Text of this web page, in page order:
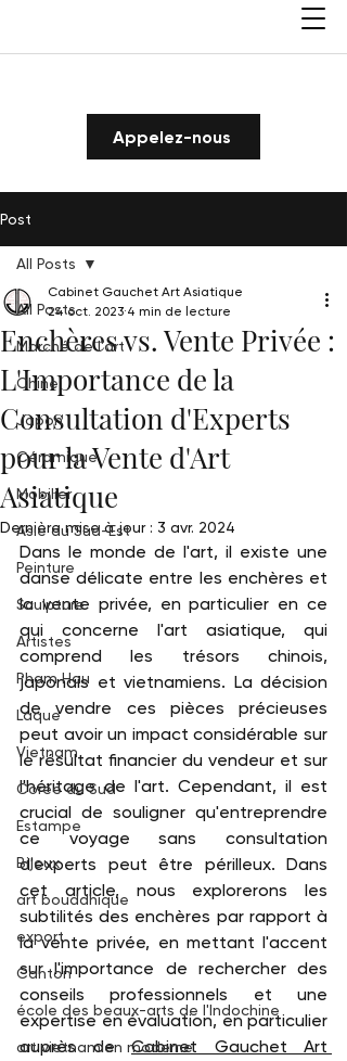
Appelez-nous
Post
All Posts
Marché de l'art
Chine
Japon
Céramique
Mobilier
Asie du Sud-Est
Peinture
Sculpture
Artistes
Pham Hau
Laque
Vietnam
Corée du Sud
Estampe
Bijoux
art bouddhique
export
Canton
école des beaux-arts de l'Indochine
art vietnamien moderne
All Posts
Enchères vs. Vente Privée :
L'Importance de la
Consultation d'Experts
pour la Vente d'Art
Asiatique
Cabinet Gauchet Art Asiatique
24 oct. 2023 4 min de lecture
Dernière mise à jour : 3 avr. 2024
Dans le monde de l'art, il existe une
danse délicate entre les enchères et
la vente privée, en particulier en ce
qui concerne l'art asiatique, qui
comprend les trésors chinois,
japonais et vietnamiens. La décision
de vendre ces pièces précieuses
peut avoir un impact considérable sur
le résultat financier du vendeur et sur
l'héritage de l'art. Cependant, il est
crucial de souligner qu'entreprendre
ce voyage sans consultation
d'experts peut être périlleux. Dans
cet article, nous explorerons les
subtilités des enchères par rapport à
la vente privée, en mettant l'accent
sur l'importance de rechercher des
conseils professionnels et une
expertise en évaluation, en particulier
auprès de Cabinet Gauchet Art